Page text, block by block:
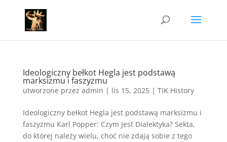
Ideologiczny bełkot Hegla jest podstawą
marksizmu i faszyzmu
utworzone przez admin | lis 15, 2025| TIK History
Ideologiczny bełkot Hegla jest podstawą marksizmu i
faszyzmu Karl Popper: Czym Jest Dialektyka? Sekta,
do której należy wielu, choć nie zdają sobie z tego